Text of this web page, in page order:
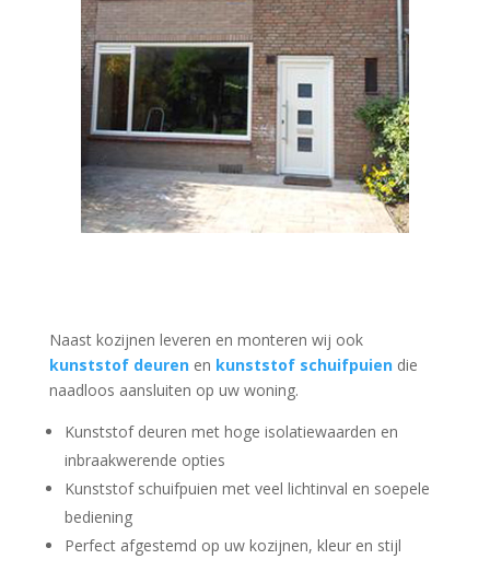
Naast kozijnen leveren en monteren wij ook
kunststof deurenen kunststof schuifpuiendie
naadloos aansluiten op uw woning.
Kunststof deuren met hoge isolatiewaarden en
inbraakwerende opties
Kunststof schuifpuien met veel lichtinval en soepele
bediening
Perfect afgestemd op uw kozijnen, kleur en stijl